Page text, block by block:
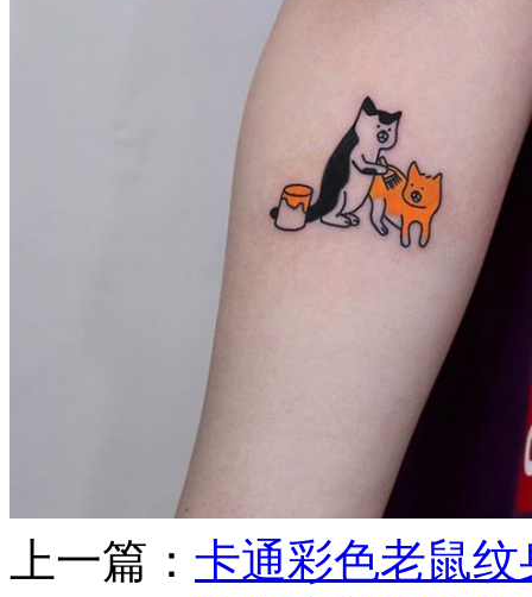
上一篇： 卡通彩色老鼠纹